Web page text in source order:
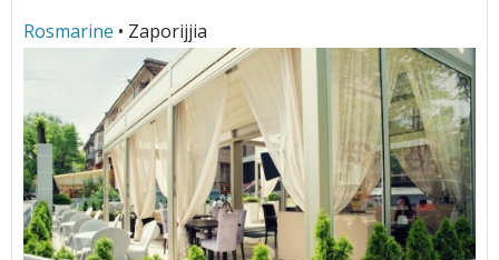
Rosmarine • Zaporijjia